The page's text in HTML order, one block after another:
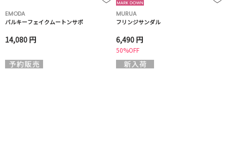
EMODA
バルキーフェイクムートンサボ
14,080 円
MURUA
フリンジサンダル
6,490 円
50%OFF